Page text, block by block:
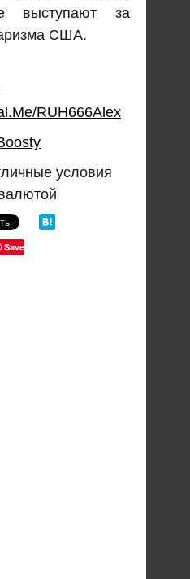
выступают за
США.
RUH666Alex
условия
Save